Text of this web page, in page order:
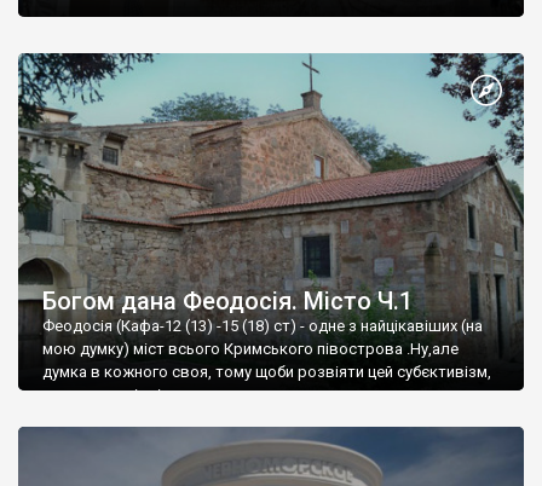
Богом дана Феодосія. Місто Ч.1
Феодосія (Кафа-12 (13) -15 (18) ст) - одне з найцікавіших (на
мою думку) міст всього Кримського півострова .Ну,але
думка в кожного своя, тому щоби розвіяти цей субєктивізм,
запрошую відвідати це